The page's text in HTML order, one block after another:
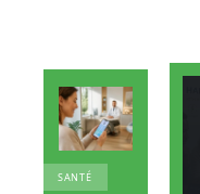
SANTÉ